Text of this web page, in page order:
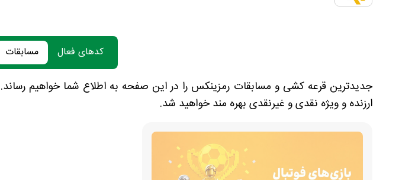
کدهای فعال مسابقات
جدیدترین قرعه کشی و مسابقات رمزینکس را در این صفحه به اطلاع شما خواهیم
ارزنده و ویژه نقدی و غیرنقدی بهره مند خواهید شد.